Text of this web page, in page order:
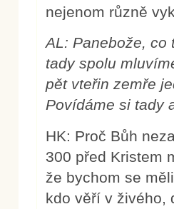
nejenom různě
AL: Panebože, co
tady spolu
pět vteřin zemře
Povídáme si tady
HK: Proč Bůh
300 před Kristem
že bychom se
kdo věří v živého,